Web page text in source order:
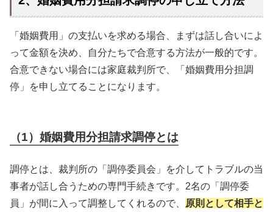
「婚姻費用」の支払いを求める場合、まずは話し合いによ
って金額を決め、自分たちで合意する方法が一般的です。
合意できない場合には家庭裁判所で、「婚姻費用分担調
停」を申し立てることになります。
（1）婚姻費用分担請求調停とは
調停とは、裁判所の「調停委員会」を介してトラブルの当
事者が話し合うための専門手続きです。2名の「調停委
員」が間に入って調整してくれるので、
原則として相手と